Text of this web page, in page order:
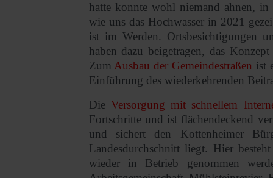
hatte konnte wohl niemand ahnen,
wie uns das Hochwasser in 2021
ist im Werden. Ortsbesichtigungen
haben dazu beigetragen, das
Zum Ausbau der Gemeindestraßen ist
Einführung des wiederkehrenden
Die Versorgung mit schnellem
Fortschritte und ist flächendeckend
und sichert den Kottenheimer
Landesdurchschnitt liegt. Hier
wieder in Betrieb genommen